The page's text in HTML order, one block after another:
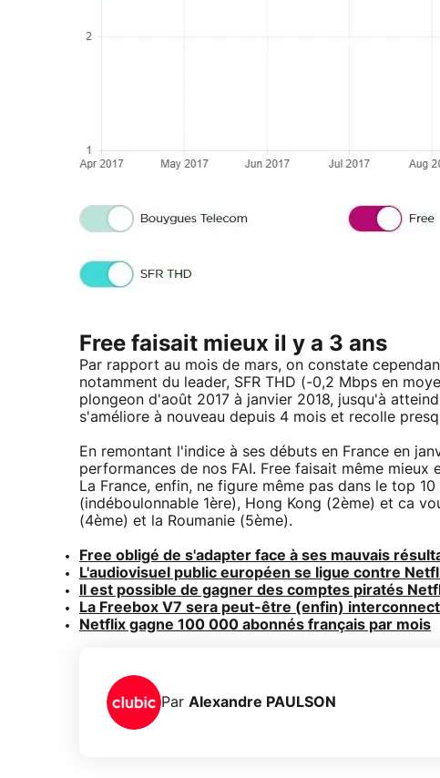
Free faisait mieux il y a 3 ans
Par rapport au mois de mars, on constate
notamment du leader, SFR THD (-0,2 Mbps en
plongeon d'août 2017 à janvier 2018, jusqu'à
s'améliore à nouveau depuis 4 mois et recolle
En remontant l'indice à ses débuts en France en
performances de nos FAI. Free faisait même
La France, enfin, ne figure même pas dans le top
(indéboulonnable 1ère), Hong Kong (2ème) et ca
(4ème) et la Roumanie (5ème).
Free obligé de s'adapter face à ses mauvais
L'audiovisuel public européen se ligue contre
Il est possible de gagner des comptes piratés
La Freebox V7 sera peut-être (enfin)
Netflix gagne 100 000 abonnés français par mois
Par Alexandre PAULSON